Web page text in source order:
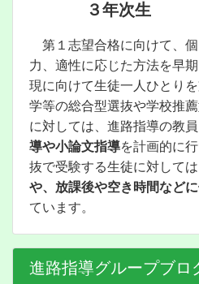
３年次生
第１志望合格に向けて、
力、適性に応じた方法を早
現に向けて生徒一人ひとり
学等の総合型選抜や学校推
に対しては、進路指導の教
導や小論文指導を計画的に
抜で受験する生徒に対しては
や、放課後や空き時間など
ています。
進路指導グループブロ